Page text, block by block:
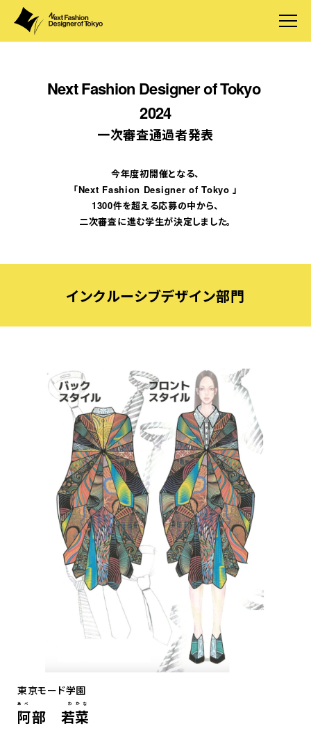
Next Fashion Designer of Tokyo
2024
一次審査通過者発表
今年度初開催となる、
「Next Fashion Designer of Tokyo 」
1300件を超える応募の中から、
二次審査に進む学生が決定しました。
インクルーシブデザイン部門
東京モード学園
阿部 若菜
あべ わかな